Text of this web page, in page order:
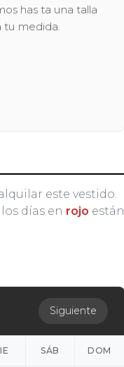
has ta una talla
tu medida.
este vestido.
días en rojo están
Siguiente
SÁB DOM